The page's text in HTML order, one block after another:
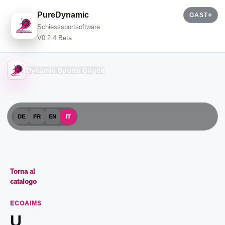
PureDynamic
Schiesssportsoftware
V0.2.4 Beta
GAST
Dynamic Sports Gilgen
DE FR EN IT
Torna al
catalogo
ECOAIMS
U